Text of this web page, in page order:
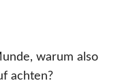
warum also
achten?